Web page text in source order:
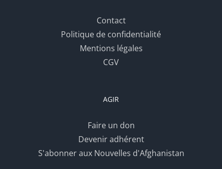
Contact
Politique de confidentialité
Mentions légales
CGV
AGIR
Faire un don
Devenir adhérent
S'abonner aux Nouvelles d'Afghanistan